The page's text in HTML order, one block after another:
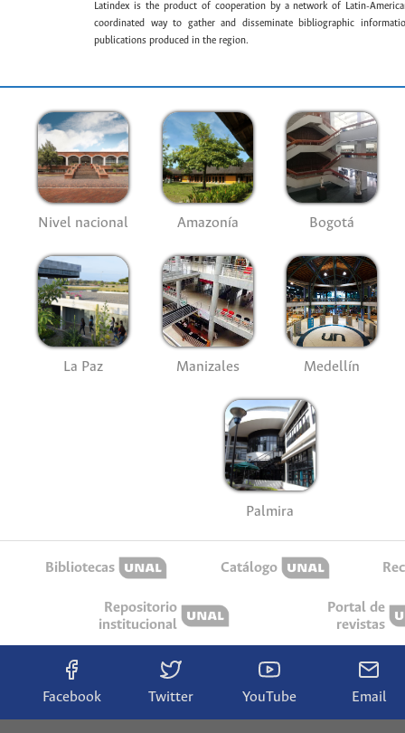
Latindex is the product of cooperation by a network of Latin-
coordinated way to gather and disseminate bibliographic
publications produced in the region.
Nivel nacional Amazonía Bogotá
La Paz Manizales Medellín
Palmira
Bibliotecas Catálogo
Repositorio
institucional
Portal de
revistas
Facebook Twitter YouTube Email